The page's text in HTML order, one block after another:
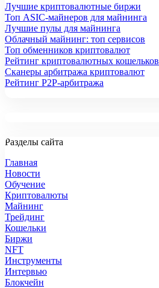
Лучшие криптовалютные биржи
Топ ASIC-майнеров для майнинга
Лучшие пулы для майнинга
Облачный майнинг: топ сервисов
Топ обменников криптовалют
Рейтинг криптовалютных кошельков
Сканеры арбитража криптовалют
Рейтинг P2P-арбитража
Разделы сайта
Главная
Новости
Обучение
Криптовалюты
Майнинг
Трейдинг
Кошельки
Биржи
NFT
Инструменты
Интервью
Блокчейн